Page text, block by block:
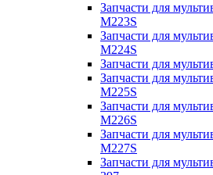
Запчасти для
M223S
Запчасти для
M224S
Запчасти для
Запчасти для
M225S
Запчасти для
M226S
Запчасти для
M227S
Запчасти для